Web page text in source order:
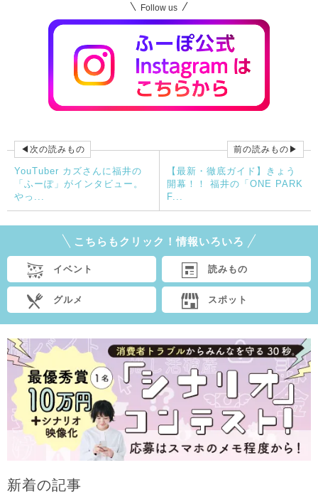
Follow us
◀次の読みもの
YouTuber カズさんに福井の
「ふーぽ」がインタビュー。
やっ...
前の読みもの▶
【最新・徹底ガイド】きょう
開幕！！ 福井の「ONE PARK
F...
こちらもクリック！情報いろいろ
イベント 読みもの
グルメ スポット
新着の記事